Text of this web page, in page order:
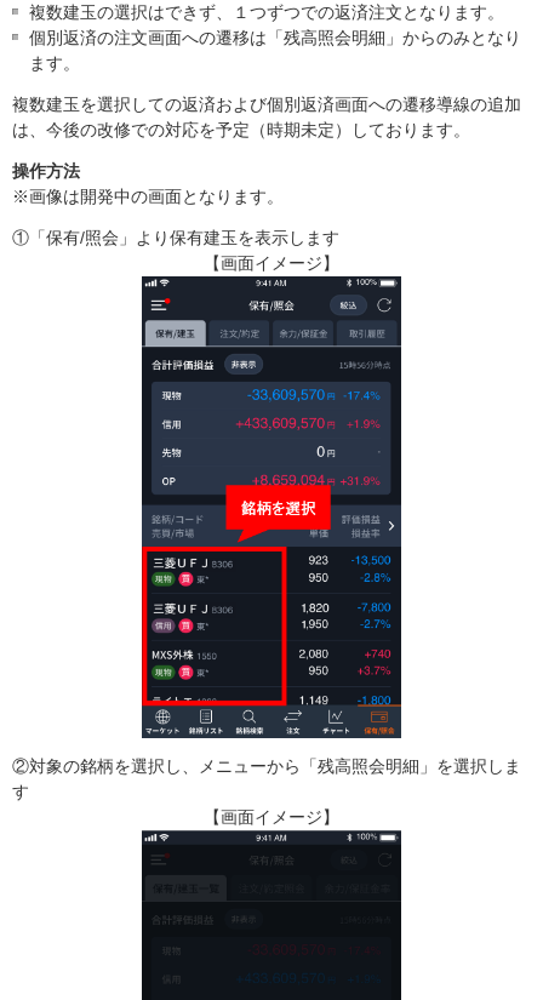
複数建玉の選択はできず、１つずつでの返済注文となります。
個別返済の注文画面への遷移は「残高照会明細」からのみとなり
ます。
複数建玉を選択しての返済および個別返済画面への遷移導線の追加
は、今後の改修での対応を予定（時期未定）しております。
操作方法
※画像は開発中の画面となります。
①「保有/照会」より保有建玉を表示します
【画面イメージ】
②対象の銘柄を選択し、メニューから「残高照会明細」を選択しま
す
【画面イメージ】